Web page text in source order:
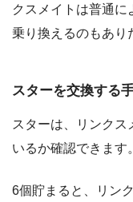
クスメイトは普通に
乗り換えるのもあり
スターを交換する
スターは、リンクス
いるか確認できます。
6個貯まると、リン